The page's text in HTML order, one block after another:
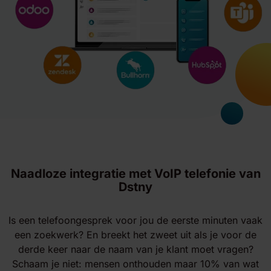
Naadloze integratie met VoIP telefonie van
Dstny
Is een telefoongesprek voor jou de eerste minuten vaak
een zoekwerk? En breekt het zweet uit als je voor de
derde keer naar de naam van je klant moet vragen?
Schaam je niet: mensen onthouden maar 10% van wat